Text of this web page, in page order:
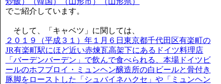
でご紹介しています。
そして、「キャベツ」に関しては、
２０１９（平成３１）年１月６日東京都千代田区有楽町の
JR有楽町駅にほど近い赤煉瓦高架下にあるドイツ料理店
「バーデンバーデン」で飲んで食べられる、本場ドイツビ
ールのホフブロイ・ミュンヘン醸造所の白ビールと骨付き
豚脚をローストした「シュバイネハクセ」や「ミュンヘン